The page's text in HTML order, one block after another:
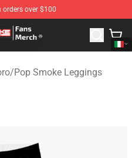
over $100
Pop Smoke Merchandise
/Pop Smoke Leggings